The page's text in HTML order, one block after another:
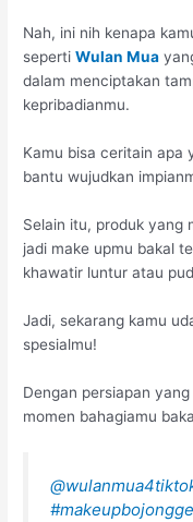
Nah, ini nih kenapa
sepertiWulan Mua
dalam menciptakan
kepribadianmu.
Kamu bisa ceritain apa
bantu wujudkan
Selain itu, produk yang
jadi make upmu bakal
khawatir luntur atau
Jadi, sekarang kamu
spesialmu!
Dengan persiapan
momen bahagiamu